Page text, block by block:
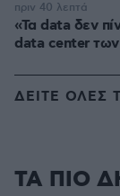
«Τα data δεν
data center των
πριν 40 λεπτά
ΔΕΙΤΕ ΟΛΕΣ
ΤΑ ΠΙΟ